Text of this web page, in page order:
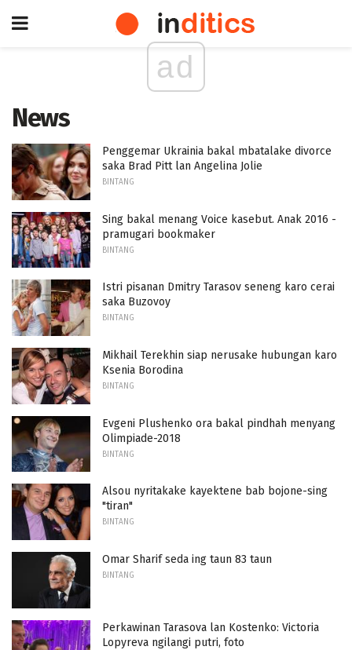
ad
News
Penggemar Ukrainia bakal mbatalake divorce
saka Brad Pitt lan Angelina Jolie
BINTANG
Sing bakal menang Voice kasebut. Anak 2016 -
pramugari bookmaker
BINTANG
Istri pisanan Dmitry Tarasov seneng karo cerai
saka Buzovoy
BINTANG
Mikhail Terekhin siap nerusake hubungan karo
Ksenia Borodina
BINTANG
Evgeni Plushenko ora bakal pindhah menyang
Olimpiade-2018
BINTANG
Alsou nyritakake kayektene bab bojone-sing
"tiran"
BINTANG
Omar Sharif seda ing taun 83 taun
BINTANG
Perkawinan Tarasova lan Kostenko: Victoria
Lopyreva ngilangi putri, foto